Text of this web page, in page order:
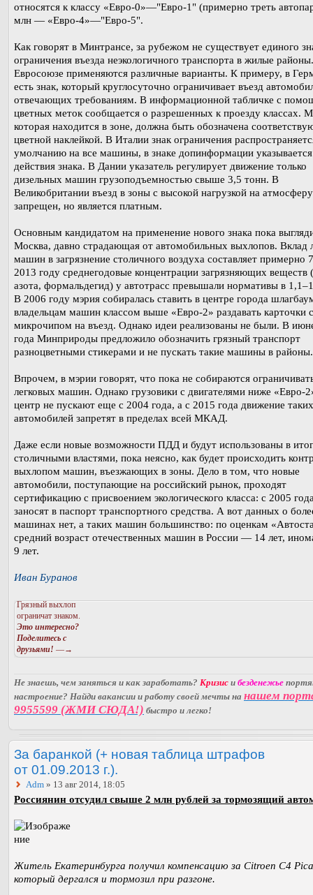
относятся к классу «Евро-0»—"Евро-1" (примерно треть
млн — «Евро-4»—"Евро-5".
Как говорят в Минтрансе, за рубежом не существует единого
ограничения въезда неэкологичного транспорта в жилые
Евросоюзе применяются различные варианты. К примеру, в
есть знак, который круглосуточно ограничивает въезд
отвечающих требованиям. В информационной табличке с
цветных меток сообщается о разрешенных к проезду классах.
которая находится в зоне, должна быть обозначена
цветной наклейкой. В Италии знак ограничения
умолчанию на все машины, в знаке допинформации
действия знака. В Дании указатель регулирует движение только
дизельных машин грузоподъемностью свыше 3,5 тонн. В
Великобритании въезд в зоны с высокой нагрузкой на
запрещен, но является платным.
Основным кандидатом на применение нового знака пока
Москва, давно страдающая от автомобильных выхлопов. Вклад
машин в загрязнение столичного воздуха составляет примерно
2013 году среднегодовые концентрации загрязняющих веществ
азота, формальдегид) у автотрасс превышали нормативы в
В 2006 году мэрия собиралась ставить в центре города
владельцам машин классом выше «Евро-2» раздавать карточки с
микрочипом на въезд. Однако идеи реализованы не были. В
года Минприроды предложило обозначить грязный транспорт
разноцветными стикерами и не пускать такие машины в районы.
Впрочем, в мэрии говорят, что пока не собираются
легковых машин. Однако грузовики с двигателями ниже «Евро-
центр не пускают еще с 2004 года, а с 2015 года движение таких
автомобилей запретят в пределах всей МКАД.
Даже если новые возможности ПДД и будут использованы в
столичными властями, пока неясно, как будет происходить
выхлопом машин, въезжающих в зоны. Дело в том, что новые
автомобили, поступающие на российский рынок, проходят
сертификацию с присвоением экологического класса: с 2005
заносят в паспорт транспортного средства. А вот данных о
машинах нет, а таких машин большинство: по оценкам
средний возраст отечественных машин в России — 14 лет,
9 лет.
Иван Буранов
Грязный выхлоп
ограничат знаком.
Это интересно?
Поделитесь с
друзьями! —→
Не знаешь, чем заняться и как заработать? Кризис и безденежье
настроение? Найди вакансии и работу своей мечты на нашем
9955599 (ЖМИ СЮДА!) быстро и легко!
За баранкой (+ новая таблица штрафов
от 01.09.2013 г.).
Adm » 13 авг 2014, 18:05
Россиянин отсудил свыше 2 млн рублей за тормозящий
Житель Екатеринбурга получил компенсацию за Citroen C4
который дергался и тормозил при разгоне.